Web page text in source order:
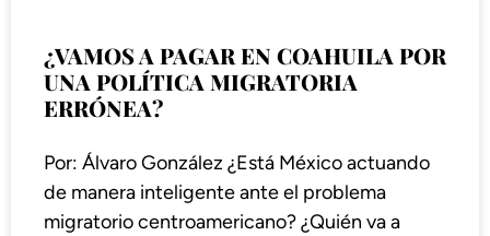
¿VAMOS A PAGAR EN COAHUILA POR
UNA POLÍTICA MIGRATORIA
ERRÓNEA?
Por: Álvaro González ¿Está México actuando
de manera inteligente ante el problema
migratorio centroamericano? ¿Quién va a